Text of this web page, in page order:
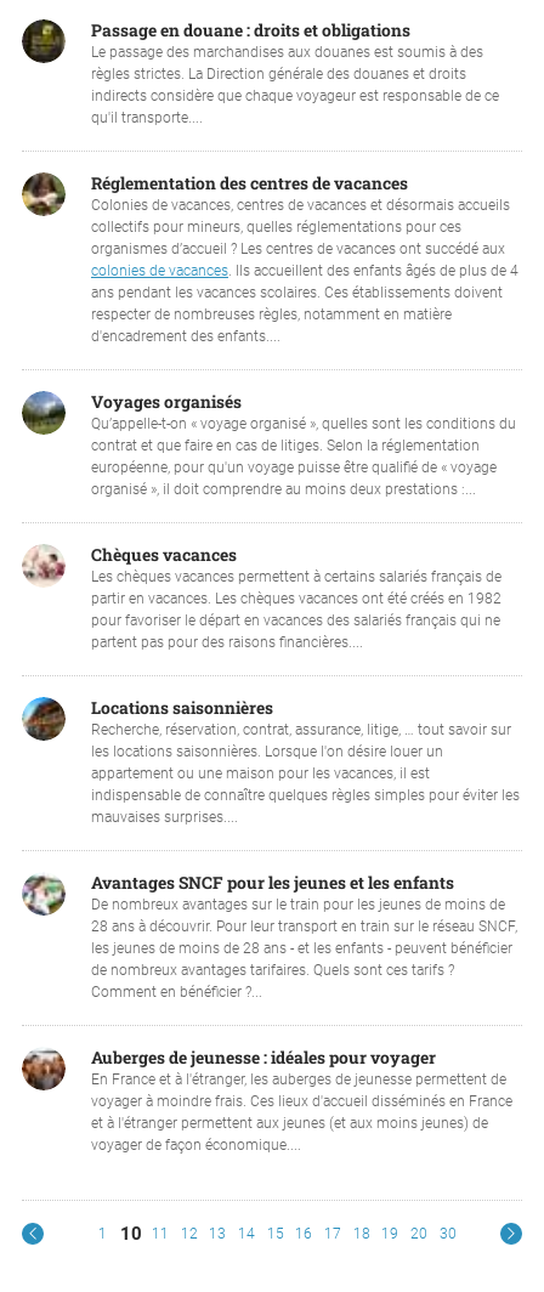
Passage en douane : droits et obligations
Le passage des marchandises aux douanes est soumis à des
règles strictes. La Direction générale des douanes et droits
indirects considère que chaque voyageur est responsable de ce
qu'il transporte....
Réglementation des centres de vacances
Colonies de vacances, centres de vacances et désormais accueils
collectifs pour mineurs, quelles réglementations pour ces
organismes d’accueil ? Les centres de vacances ont succédé aux
colonies de vacances. Ils accueillent des enfants âgés de plus de 4
ans pendant les vacances scolaires. Ces établissements doivent
respecter de nombreuses règles, notamment en matière
d'encadrement des enfants....
Voyages organisés
Qu’appelle-t-on « voyage organisé », quelles sont les conditions du
contrat et que faire en cas de litiges. Selon la réglementation
européenne, pour qu'un voyage puisse être qualifié de « voyage
organisé », il doit comprendre au moins deux prestations :...
Chèques vacances
Les chèques vacances permettent à certains salariés français de
partir en vacances. Les chèques vacances ont été créés en 1982
pour favoriser le départ en vacances des salariés français qui ne
partent pas pour des raisons financières....
Locations saisonnières
Recherche, réservation, contrat, assurance, litige, … tout savoir sur
les locations saisonnières. Lorsque l'on désire louer un
appartement ou une maison pour les vacances, il est
indispensable de connaître quelques règles simples pour éviter les
mauvaises surprises....
Avantages SNCF pour les jeunes et les enfants
De nombreux avantages sur le train pour les jeunes de moins de
28 ans à découvrir. Pour leur transport en train sur le réseau SNCF,
les jeunes de moins de 28 ans - et les enfants - peuvent bénéficier
de nombreux avantages tarifaires. Quels sont ces tarifs ?
Comment en bénéficier ?...
Auberges de jeunesse : idéales pour voyager
En France et à l'étranger, les auberges de jeunesse permettent de
voyager à moindre frais. Ces lieux d'accueil disséminés en France
et à l'étranger permettent aux jeunes (et aux moins jeunes) de
voyager de façon économique....
1 10 11 12 13 14 15 16 17 18 19 20 30